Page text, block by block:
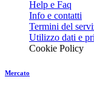
Help e Faq
Info e contatti
Termini del
Utilizzo dati e
Cookie Policy
Mercato